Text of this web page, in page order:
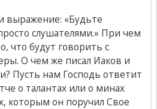
выражение: «Будьте
слушателями.» При чем
что будут говорить с
О чем же писал Иаков и
Пусть нам Господь ответит
о талантах или о минах
которым он поручил Свое